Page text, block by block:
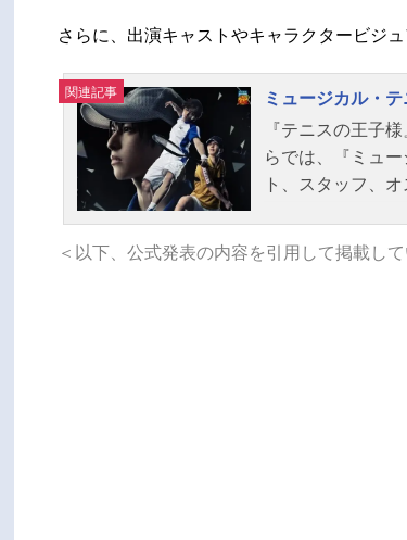
さらに、出演キャストやキャラクタービジュ
関連記事
ミュージカル・
『テニスの王子
らでは、『ミュ
ト、スタッフ、
＜以下、公式発表の内容を引用して掲載して